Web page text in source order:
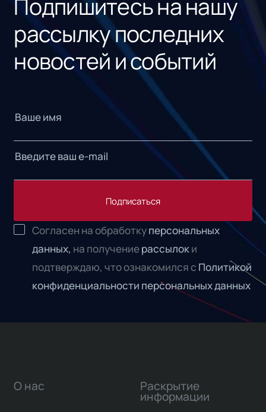
Подпишитесь на нашу
рассылку последних
новостей и событий
Подписаться
Согласен на обработкуперсональных
данных, на получениерассылоки
подтверждаю, что ознакомился с Политикой
конфиденциальности персональных данных
О нас Раскрытие
информации